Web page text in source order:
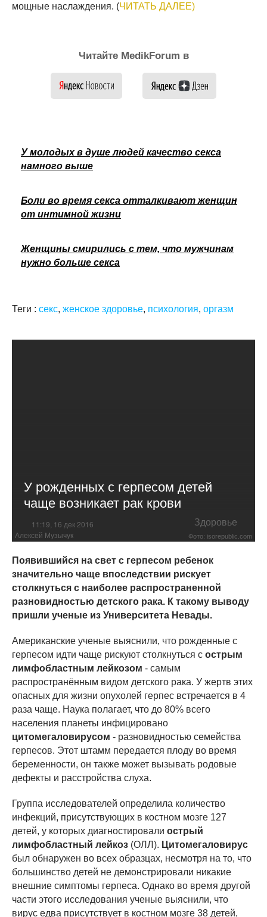
мощные наслаждения. (ЧИТАТЬ ДАЛЕЕ)
Читайте MedikForum в
У молодых в душе людей качество секса
намного выше
Боли во время секса отталкивают женщин
от интимной жизни
Женщины смирились с тем, что мужчинам
нужно больше секса
Теги : секс, женское здоровье, психология, оргазм
У рожденных с герпесом детей
чаще возникает рак крови
11:19, 16 дек 2016 Здоровье
Алексей Музычук Фото: isorepublic.com
Появившийся на свет с герпесом ребенок
значительно чаще впоследствии рискует
столкнуться с наиболее распространенной
разновидностью детского рака. К такому выводу
пришли ученые из Университета Невады.
Американские ученые выяснили, что рожденные с
герпесом идти чаще рискуют столкнуться с острым
лимфобластным лейкозом - самым
распространённым видом детского рака. У жертв этих
опасных для жизни опухолей герпес встречается в 4
раза чаще. Наука полагает, что до 80% всего
населения планеты инфицировано
цитомегаловирусом - разновидностью семейства
герпесов. Этот штамм передается плоду во время
беременности, он также может вызывать родовые
дефекты и расстройства слуха.
Группа исследователей определила количество
инфекций, присутствующих в костном мозге 127
детей, у которых диагностировали острый
лимфобластный лейкоз (ОЛЛ). Цитомегаловирус
был обнаружен во всех образцах, несмотря на то, что
большинство детей не демонстрировали никакие
внешние симптомы герпеса. Однако во время другой
части этого исследования ученые выяснили, что
вирус едва присутствует в костном мозге 38 детей,